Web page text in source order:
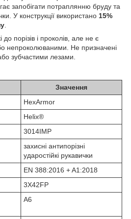
запобігати потраплянню бруду та
У конструкції використано 15%
до порізів і проколів, але не є
непроколюваними. Не призначені
зубчастими лезами.
Значення
HexArmor
Helix®
3014IMP
захисні антипорізні
ударостійкі рукавички
EN 388:2016 + A1:2018
3X42FP
A6